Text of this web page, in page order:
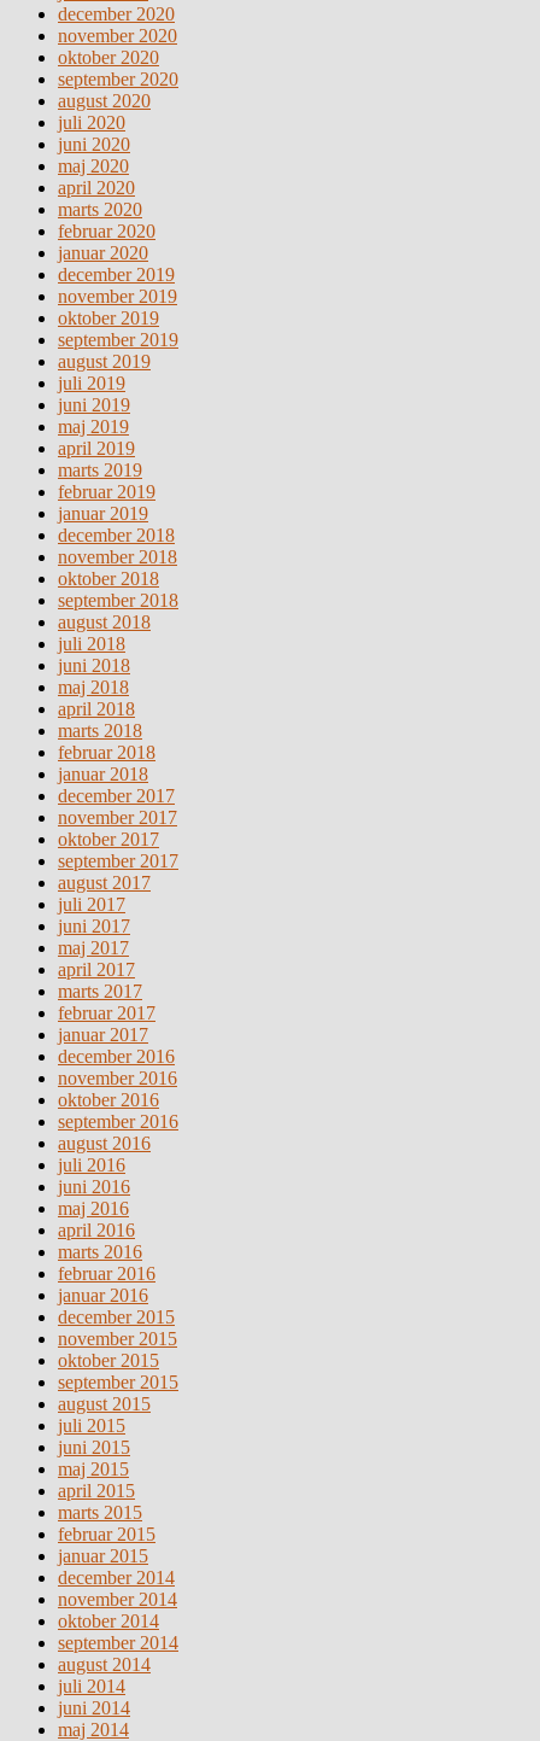
december 2020
november 2020
oktober 2020
september 2020
august 2020
juli 2020
juni 2020
maj 2020
april 2020
marts 2020
februar 2020
januar 2020
december 2019
november 2019
oktober 2019
september 2019
august 2019
juli 2019
juni 2019
maj 2019
april 2019
marts 2019
februar 2019
januar 2019
december 2018
november 2018
oktober 2018
september 2018
august 2018
juli 2018
juni 2018
maj 2018
april 2018
marts 2018
februar 2018
januar 2018
december 2017
november 2017
oktober 2017
september 2017
august 2017
juli 2017
juni 2017
maj 2017
april 2017
marts 2017
februar 2017
januar 2017
december 2016
november 2016
oktober 2016
september 2016
august 2016
juli 2016
juni 2016
maj 2016
april 2016
marts 2016
februar 2016
januar 2016
december 2015
november 2015
oktober 2015
september 2015
august 2015
juli 2015
juni 2015
maj 2015
april 2015
marts 2015
februar 2015
januar 2015
december 2014
november 2014
oktober 2014
september 2014
august 2014
juli 2014
juni 2014
maj 2014